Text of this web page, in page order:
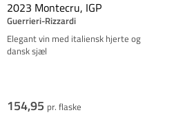
2023 Montecru, IGP
Guerrieri-Rizzardi
Elegant vin med italiensk hjerte og
dansk sjæl
154,95 pr. flaske